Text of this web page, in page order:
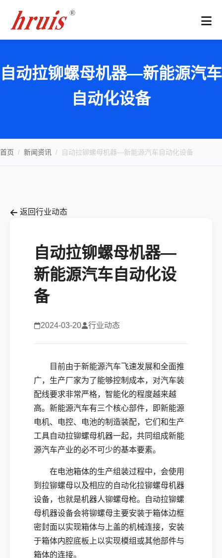
自动拉铆螺母机器—新能源汽车
自动化设备
首页 / 新闻资讯 / 自动拉铆螺母机器—新能源汽车自动化设备
返回行业动态
自动拉铆螺母机器—
新能源汽车自动化设
备
2024-03-20 行业动态
目前由于新能源汽车飞速发展和全面推
广，生产厂家为了能够控制成本，对汽车装
配线要求非常严格，智能化的程度越来越
高。新能源汽车有三个核心部件，即新能源
电机、电控、电池的制造装配，它们和生产
工具自动拉铆螺母机器一起，共同组成新能
源汽车产业的必不可少的基本要素。
在电池箱体的生产组装过程中，会使用
到拉铆螺母以及相应的自动化拉铆螺母机器
设备，也就是机器人铆螺母枪。自动拉铆螺
母机器设备会将铆螺母主要安装于箱体边框
密封面以实现箱体与上盖的机械连接，安装
于箱体内腔底板上以实现模组或其他部件与
箱体的连接。